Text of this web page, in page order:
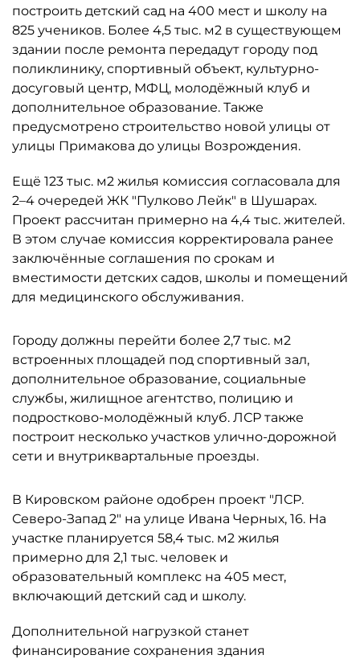
построить детский сад на 400 мест и школу на
825 учеников. Более 4,5 тыс. м2 в существующем
здании после ремонта передадут городу под
поликлинику, спортивный объект, культурно-
досуговый центр, МФЦ, молодёжный клуб и
дополнительное образование. Также
предусмотрено строительство новой улицы от
улицы Примакова до улицы Возрождения.
Ещё 123 тыс. м2 жилья комиссия согласовала для
2–4 очередей ЖК "Пулково Лейк" в Шушарах.
Проект рассчитан примерно на 4,4 тыс. жителей.
В этом случае комиссия корректировала ранее
заключённые соглашения по срокам и
вместимости детских садов, школы и помещений
для медицинского обслуживания.
Городу должны перейти более 2,7 тыс. м2
встроенных площадей под спортивный зал,
дополнительное образование, социальные
службы, жилищное агентство, полицию и
подростково-молодёжный клуб. ЛСР также
построит несколько участков улично-дорожной
сети и внутриквартальные проезды.
В Кировском районе одобрен проект "ЛСР.
Северо-Запад 2" на улице Ивана Черных, 16. На
участке планируется 58,4 тыс. м2 жилья
примерно для 2,1 тыс. человек и
образовательный комплекс на 405 мест,
включающий детский сад и школу.
Дополнительной нагрузкой станет
финансирование сохранения здания